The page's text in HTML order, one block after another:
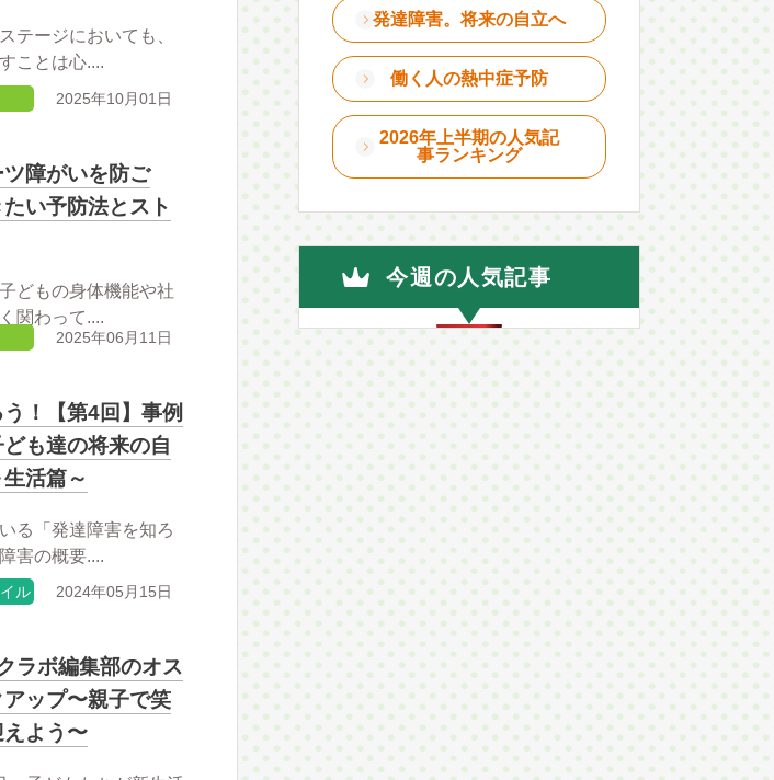
テージにおいても、
ことは心....
2025年10月01日
障がいを防ご
い予防法とスト
どもの身体機能や社
関わって....
2025年06月11日
！【第4回】事例
も達の将来の自
活篇～
る「発達障害を知ろ
害の概要....
ル 2024年05月15日
ラボ編集部のオス
ップ〜親子で笑
よう〜
発達障害。将来の自立へ
働く人の熱中症予防
2026年上半期の人気記
事ランキング
今週の人気記事